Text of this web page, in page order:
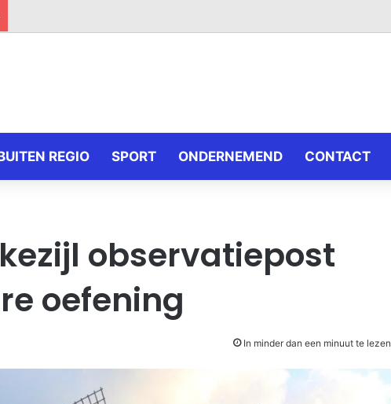
REGIO SPORT ONDERNEMEND CONTACT
observatiepost
oefening
In minder dan een minuut te lezen